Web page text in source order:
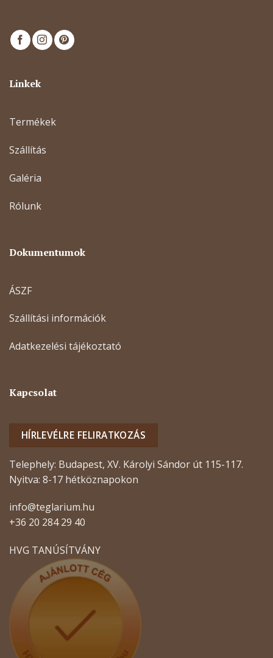
Linkek
Termékek
Szállítás
Galéria
Rólunk
Dokumentumok
ÁSZF
Szállítási információk
Adatkezelési tájékoztató
Kapcsolat
HÍRLEVÉLRE FELIRATKOZÁS
Telephely: Budapest, XV. Károlyi Sándor út 115-117.
Nyitva: 8-17 hétköznapokon
info@teglarium.hu
+36 20 284 29 40
HVG TANÚSÍTVÁNY